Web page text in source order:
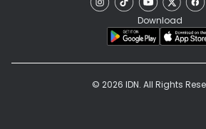
Download
© 2026 IDN. All Rights